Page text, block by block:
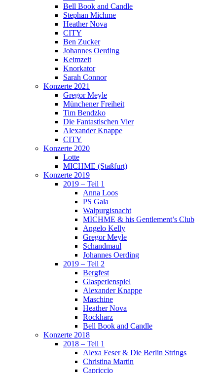
Bell Book and Candle
Stephan Michme
Heather Nova
CITY
Ben Zucker
Johannes Oerding
Keimzeit
Knorkator
Sarah Connor
Konzerte 2021
Gregor Meyle
Münchener Freiheit
Tim Bendzko
Die Fantastischen Vier
Alexander Knappe
CITY
Konzerte 2020
Lotte
MICHME (Staßfurt)
Konzerte 2019
2019 – Teil 1
Anna Loos
PS Gala
Walpurgisnacht
MICHME & his Gentlement’s Club
Angelo Kelly
Gregor Meyle
Schandmaul
Johannes Oerding
2019 – Teil 2
Bergfest
Glasperlenspiel
Alexander Knappe
Maschine
Heather Nova
Rockharz
Bell Book and Candle
Konzerte 2018
2018 – Teil 1
Alexa Feser & Die Berlin Strings
Christina Martin
Capriccio